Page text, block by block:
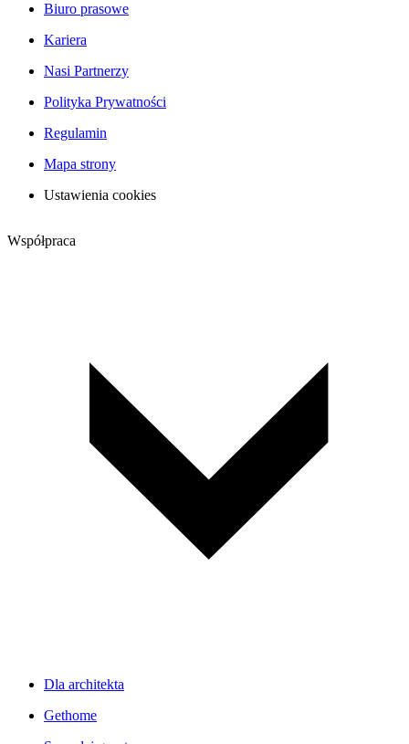
Biuro prasowe
Kariera
Nasi Partnerzy
Polityka Prywatności
Regulamin
Mapa strony
Ustawienia cookies
Współpraca
Dla architekta
Gethome